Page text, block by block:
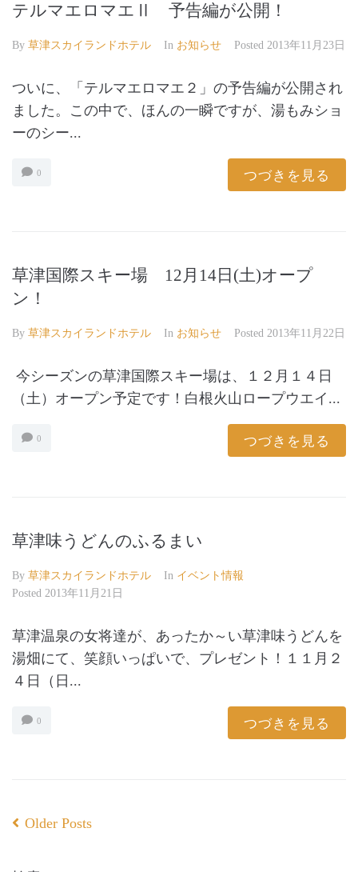
テルマエロマエⅡ 予告編が公開！
By 草津スカイランドホテル In お知らせ Posted 2013年11月23日
ついに、「テルマエロマエ２」の予告編が公開され
ました。この中で、ほんの一瞬ですが、湯もみショ
ーのシー...
0 つづきを見る
草津国際スキー場 12月14日(土)オープ
ン！
By 草津スカイランドホテル In お知らせ Posted 2013年11月22日
今シーズンの草津国際スキー場は、１２月１４日
（土）オープン予定です！白根火山ロープウエイ...
0 つづきを見る
草津味うどんのふるまい
By 草津スカイランドホテル In イベント情報
Posted 2013年11月21日
草津温泉の女将達が、あったか～い草津味うどんを
湯畑にて、笑顔いっぱいで、プレゼント！１１月２
４日（日...
0 つづきを見る
Older Posts